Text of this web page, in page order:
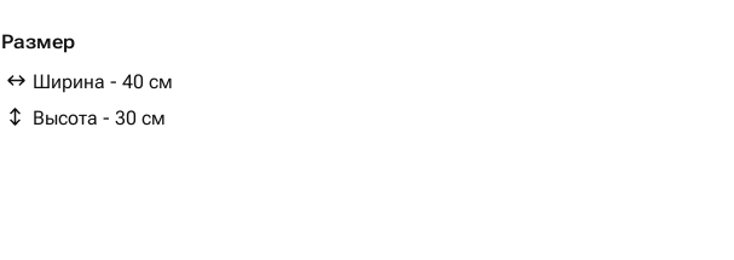
Яблоко - 1000 шт.
Атласная лента - 1 шт.
Груша - 500 шт.
Размер
Ширина - 40 см
Высота - 30 см